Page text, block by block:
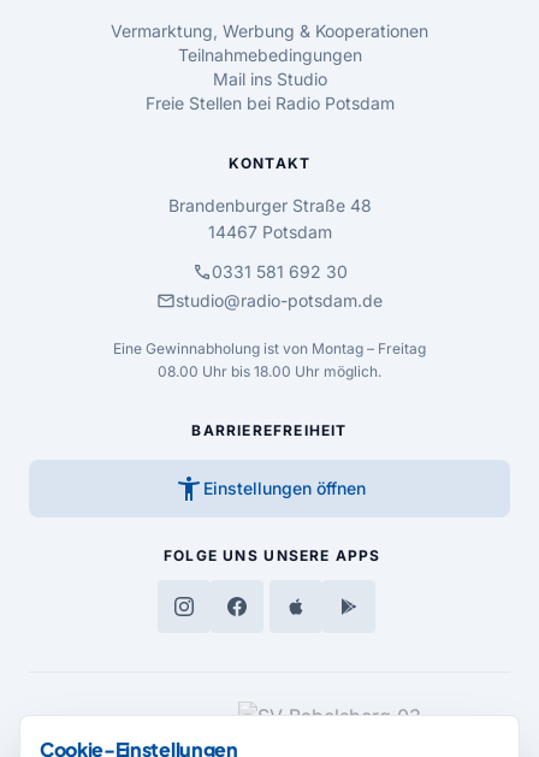
Vermarktung, Werbung & Kooperationen
Teilnahmebedingungen
Mail ins Studio
Freie Stellen bei Radio Potsdam
KONTAKT
Brandenburger Straße 48
14467 Potsdam
call0331 581 692 30
mailstudio@radio-potsdam.de
Eine Gewinnabholung ist von Montag – Freitag
08.00 Uhr bis 18.00 Uhr möglich.
BARRIEREFREIHEIT
accessibility_new Einstellungen öffnen
FOLGE UNS UNSERE APPS
MEDIENPARTNER
Cookie-Einstellungen